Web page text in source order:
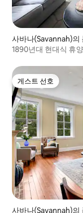
사바나(Savannah)의
1890년대 현대식 휴
게스트 선호
게스트 선호
사바나(Savannah)의